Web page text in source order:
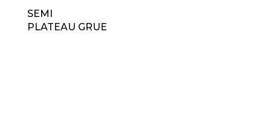
SEMI
PLATEAU GRUE